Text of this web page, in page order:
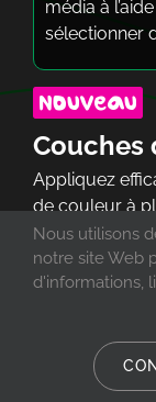
média à
sélectionner
Couches
Appliquez
de couleur à
d’une seule
pistes situées
améliorées
Couleur
Nous utilisons
notre site Web
d'informations,